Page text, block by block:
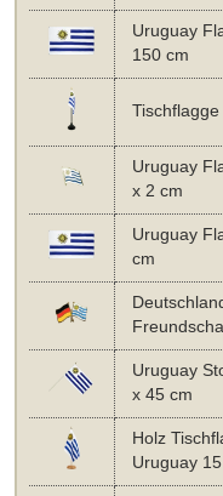
Uruguay
150 cm
Uruguay
x 2 cm
Uruguay
cm
Uruguay
x 45 cm
Holz
Uruguay